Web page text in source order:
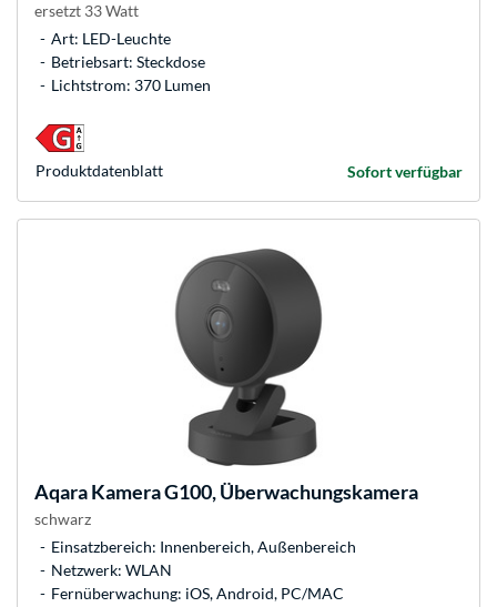
ersetzt 33 Watt
Art: LED-Leuchte
Betriebsart: Steckdose
Lichtstrom: 370 Lumen
Sofort verfügbar
Produkt­datenblatt
AqaraKamera G100, Überwachungskamera
schwarz
Einsatzbereich: Innenbereich, Außenbereich
Netzwerk: WLAN
Fernüberwachung: iOS, Android, PC/MAC